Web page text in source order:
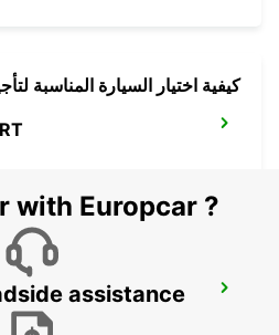
كيفية اختيار السيارة المناسبة
with Europcar ?
assistance